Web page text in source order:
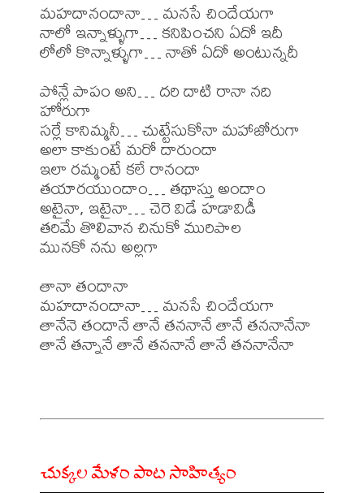
మహదానందానా… మనసే చిందేయగా
నాలో ఇన్నాళ్ళుగా… కనిపించని ఏదో ఇదీ
లోలో కొన్నాళ్ళుగా… నాతో ఏదో అంటున్నదీ
పోన్లే పాపం అని… దరి దాటి రానా నది
హోరుగా
సర్లే కానిమ్మనీ… చుట్టేసుకోనా మహాజోరుగా
అలా కాకుంటే మరో దారుందా
ఇలా రమ్మంటే కలే రానందా
తయారయుందాం… తథాస్తు అందాం
అటైనా, ఇటైనా… చెరె విడే హడావిడీ
తరిమే తొలివాన చినుకో మురిపాల
మునకో నను అల్లగా
తానా తందానా
మహదానందానా… మనసే చిందేయగా
తానేనె తందానే తానే తననానే తానే తననానేనా
తానే తన్నానే తానే తననానే తానే తననానేనా
చుక్కల మేళం పాట సాహిత్యం